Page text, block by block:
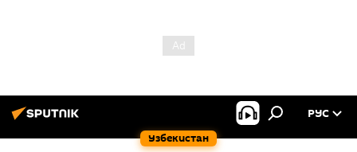
Узбекистан
РУС